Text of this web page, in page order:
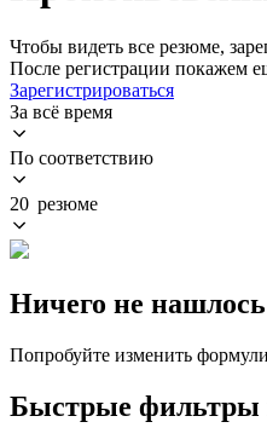
Чтобы видеть все резюме,
После регистрации покажем
Зарегистрироваться
За всё время
По соответствию
20 резюме
Ничего не нашлось
Попробуйте изменить
Быстрые фильтры